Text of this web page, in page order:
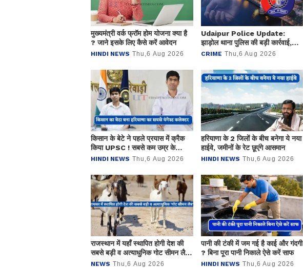
मुख्यमंत्री वर्क फ्रॉम होम योजना क्या है
? जाने इसके लिए कैसे करें आवेदन
HINDI NEWS Thu,6 Aug 2026
Udaipur Police Update:
झाड़ोल थाना पुलिस की बड़ी कार्रवाई,
चोरी और गुम हुए 23 मोबाइल फोन बरामद
CRIME Thu,6 Aug 2026
किसान के बेटे ने पहले प्रयास में क्रैक
किया UPSC ! सबसे कम उम्र के
हरियाणा कैडर के IAS बन रचा इतिहास
HINDI NEWS Thu,6 Aug 2026
हरियाणा के 2 जिलों के बीच बनेगा ये नया
हाईवे, जमीनों के रेट छूएंगे आसमान
HINDI NEWS Thu,6 Aug 2026
राजस्थान में यहाँ स्थापित होगी देश की
सबसे बड़ी व अत्याधुनिक गोट सीमन लैब,
बढ़ेगा मिल्क प्रोडक्शन
NEWS Thu,6 Aug 2026
पानी की टंकी में जम गई है काई और गंदगी
? बिना पूरा पानी निकाले ऐसे करें साफ
HINDI NEWS Thu,6 Aug 2026